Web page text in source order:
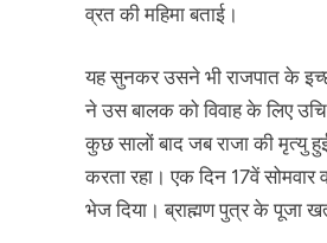
व्रत की महिमा बताई।
यह सुनकर उसने भी राजपात के
ने उस बालक को विवाह के लिए
कुछ सालों बाद जब राजा की मृत्यु
करता रहा। एक दिन 17वें
भेज दिया। ब्राह्मण पुत्र के पूजा